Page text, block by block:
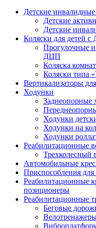
Детские инвалидные
Детские
Детские
Коляски для детей
Прогулочные
ДЦП
Коляска
Коляски типа
Вертикализаторы
Ходунки
Заднеопорные
Ходунки
Ходунки на
Ходунки
Реабилитационные
Трехколесный
Автомобильные
Приспособления
Реабилитационные
позиционеры
Реабилитационные
Беговые